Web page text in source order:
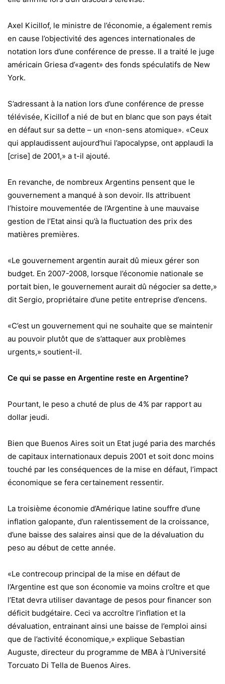
Axel Kicillof, le ministre de l’économie, a également remis
en cause l’objectivité des agences internationales de
notation lors d’une conférence de presse. Il a traité le juge
américain Griesa d’«agent» des fonds spéculatifs de New
York.
S’adressant à la nation lors d’une conférence de presse
télévisée, Kicillof a nié de but en blanc que son pays était
en défaut sur sa dette – un «non-sens atomique». «Ceux
qui applaudissent aujourd’hui l’apocalypse, ont applaudi la
[crise] de 2001,» a t-il ajouté.
En revanche, de nombreux Argentins pensent que le
gouvernement a manqué à son devoir. Ils attribuent
l’histoire mouvementée de l’Argentine à une mauvaise
gestion de l’Etat ainsi qu’à la fluctuation des prix des
matières premières.
«Le gouvernement argentin aurait dû mieux gérer son
budget. En 2007-2008, lorsque l’économie nationale se
portait bien, le gouvernement aurait dû négocier sa dette,»
dit Sergio, propriétaire d’une petite entreprise d’encens.
«C’est un gouvernement qui ne souhaite que se maintenir
au pouvoir plutôt que de s’attaquer aux problèmes
urgents,» soutient-il.
Ce qui se passe en Argentine reste en Argentine?
Pourtant, le peso a chuté de plus de 4% par rapport au
dollar jeudi.
Bien que Buenos Aires soit un Etat jugé paria des marchés
de capitaux internationaux depuis 2001 et soit donc moins
touché par les conséquences de la mise en défaut, l’impact
économique se fera certainement ressentir.
La troisième économie d’Amérique latine souffre d’une
inflation galopante, d’un ralentissement de la croissance,
d’une baisse des salaires ainsi que de la dévaluation du
peso au début de cette année.
«Le contrecoup principal de la mise en défaut de
l’Argentine est que son économie va moins croître et que
l’Etat devra utiliser davantage de pesos pour financer son
déficit budgétaire. Ceci va accroître l’inflation et la
dévaluation, entrainant ainsi une baisse de l’emploi ainsi
que de l’activité économique,» explique Sebastian
Auguste, directeur du programme de MBA à l’Université
Torcuato Di Tella de Buenos Aires.